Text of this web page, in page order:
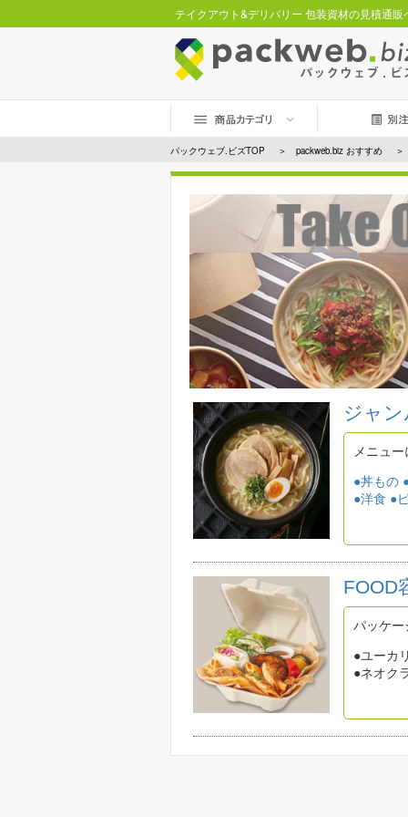
テイクアウト&デリバリー 包装資材の見積通販
パックウェブ.ビズTOP packweb.biz おすすめ
ジャ
メニュ
●丼もの
●洋食 ●
FOOD
パッケ
●ユーカ
●ネオク